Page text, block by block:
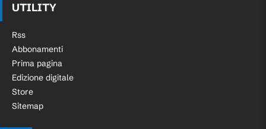
UTILITY
Rss
Abbonamenti
Prima pagina
Edizione digitale
Store
Sitemap